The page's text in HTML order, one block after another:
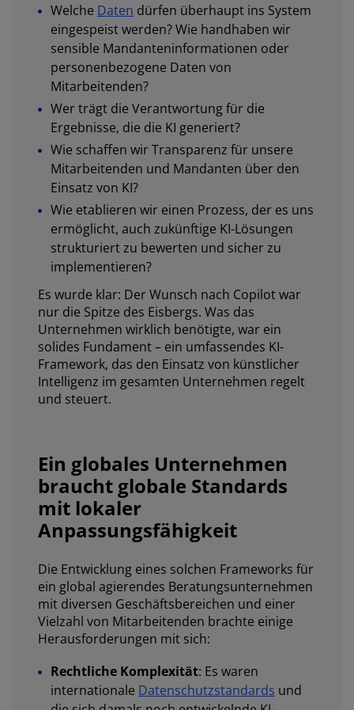
Welche Daten dürfen überhaupt ins System
eingespeist werden? Wie handhaben wir
sensible Mandanteninformationen oder
personenbezogene Daten von
Mitarbeitenden?
Wer trägt die Verantwortung für die
Ergebnisse, die die KI generiert?
Wie schaffen wir Transparenz für unsere
Mitarbeitenden und Mandanten über den
Einsatz von KI?
Wie etablieren wir einen Prozess, der es uns
ermöglicht, auch zukünftige KI-Lösungen
strukturiert zu bewerten und sicher zu
implementieren?
Es wurde klar: Der Wunsch nach Copilot war
nur die Spitze des Eisbergs. Was das
Unternehmen wirklich benötigte, war ein
solides Fundament – ein umfassendes KI-
Framework, das den Einsatz von künstlicher
Intelligenz im gesamten Unternehmen regelt
und steuert.
Ein globales Unternehmen
braucht globale Standards
mit lokaler
Anpassungsfähigkeit
Die Entwicklung eines solchen Frameworks für
ein global agierendes Beratungsunternehmen
mit diversen Geschäftsbereichen und einer
Vielzahl von Mitarbeitenden brachte einige
Herausforderungen mit sich:
Rechtliche Komplexität: Es waren
internationale Datenschutzstandards und